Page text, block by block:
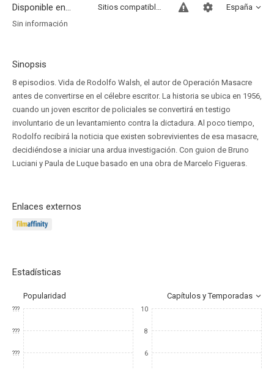
Disponible en... España
Sitios compatibles
Sin información
Sinopsis
8 episodios. Vida de Rodolfo Walsh, el autor de Operación Masacre
antes de convertirse en el célebre escritor. La historia se ubica en 1956,
cuando un joven escritor de policiales se convertirá en testigo
involuntario de un levantamiento contra la dictadura. Al poco tiempo,
Rodolfo recibirá la noticia que existen sobrevivientes de esa masacre,
decidiéndose a iniciar una ardua investigación. Con guion de Bruno
Luciani y Paula de Luque basado en una obra de Marcelo Figueras.
Enlaces externos
Estadísticas
Popularidad Capítulos y Temporadas
???
???
???
10
8
6